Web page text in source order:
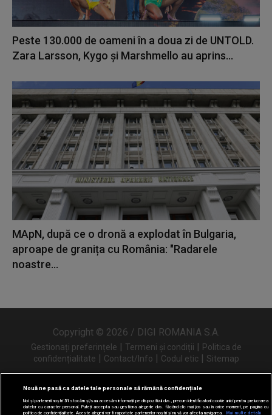
Peste 130.000 de oameni în a doua zi de UNTOLD.
Zara Larsson, Kygo și Marshmello au aprins...
MApN, după ce o dronă a explodat în Bulgaria,
aproape de granița cu România: "Radarele
noastre...
Copyright © 2026 / DIGI ROMANIA S.A.
Gestionați preferințele | Termeni și condiții | Politica de
confidențialitate | Contact/Info | Codul etic | Sitemap
Urmărește-ne și pe
Nouă ne pasă ca datele tale personale să rămână confidențiale
Noi și partenerii noștri31 stocăm și/sau accesăm informații pe dispozitivul dvs., precum identificatorii cookie unici pentru prelucrarea
datelor cu caracter personal. Puteți accepta sau gestiona alegerile dvs. făcând clic mai jos sau în orice moment, pe pagina cu
politica de confidențialitate. Aceste alegeri vor fi raportate partenerilor noștri și nu vă vor afecta navigarea.
Mai multe detalii